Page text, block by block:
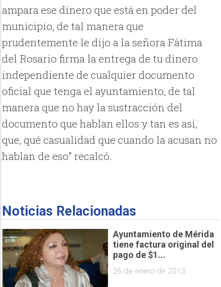
ampara ese dinero que está en poder del
municipio, de tal manera que
prudentemente le dijo a la señora Fátima
del Rosario firma la entrega de tu dinero
independiente de cualquier documento
oficial que tenga el ayuntamiento, de tal
manera que no hay la sustracción del
documento que hablan ellos y tan es así,
que, qué casualidad que cuando la acusan no
hablan de eso” recalcó.
Noticias Relacionadas
Ayuntamiento de Mérida
tiene factura original del
pago de $1...
26 de enero de 2013